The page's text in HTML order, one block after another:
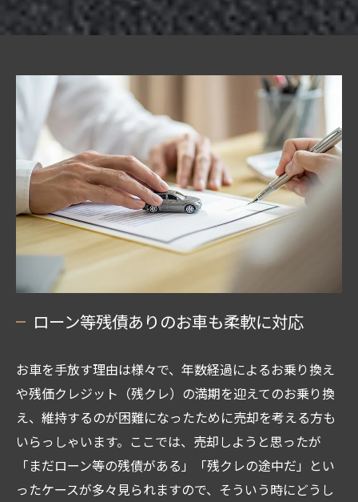
ローン等残債ありのお車も柔軟に対応
お車を手放す理由は様々で、年数経過によるお乗り換え
や残価クレジット（残クレ）の満期を迎えてのお乗り換
え、維持するのが困難になったために売却を考える方も
いらっしゃいます。ここでは、売却しようと思ったが
「まだローン等の残債がある」「残クレの途中だ」とい
ったケースが多々見られますので、そういう時にどうし